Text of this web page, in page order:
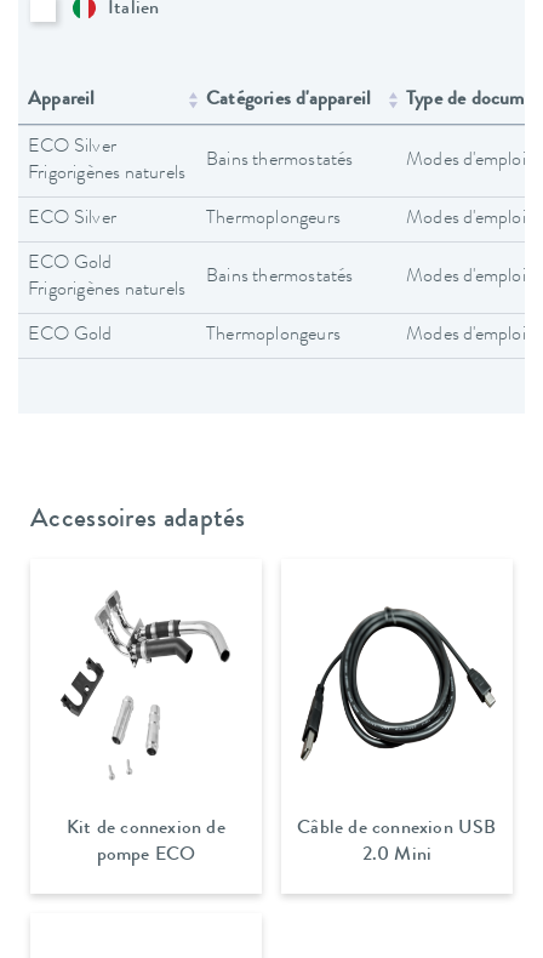
Italien
Appareil Catégories d'appareil Type de
ECO Silver
Frigorigènes naturels
Bains thermostatés Modes d'emploi
ECO Silver Thermoplongeurs Modes d'emploi
ECO Gold
Frigorigènes naturels
Bains thermostatés Modes d'emploi
ECO Gold Thermoplongeurs Modes d'emploi
Accessoires adaptés
Kit de connexion de
pompe ECO
Câble de connexion USB
2.0 Mini